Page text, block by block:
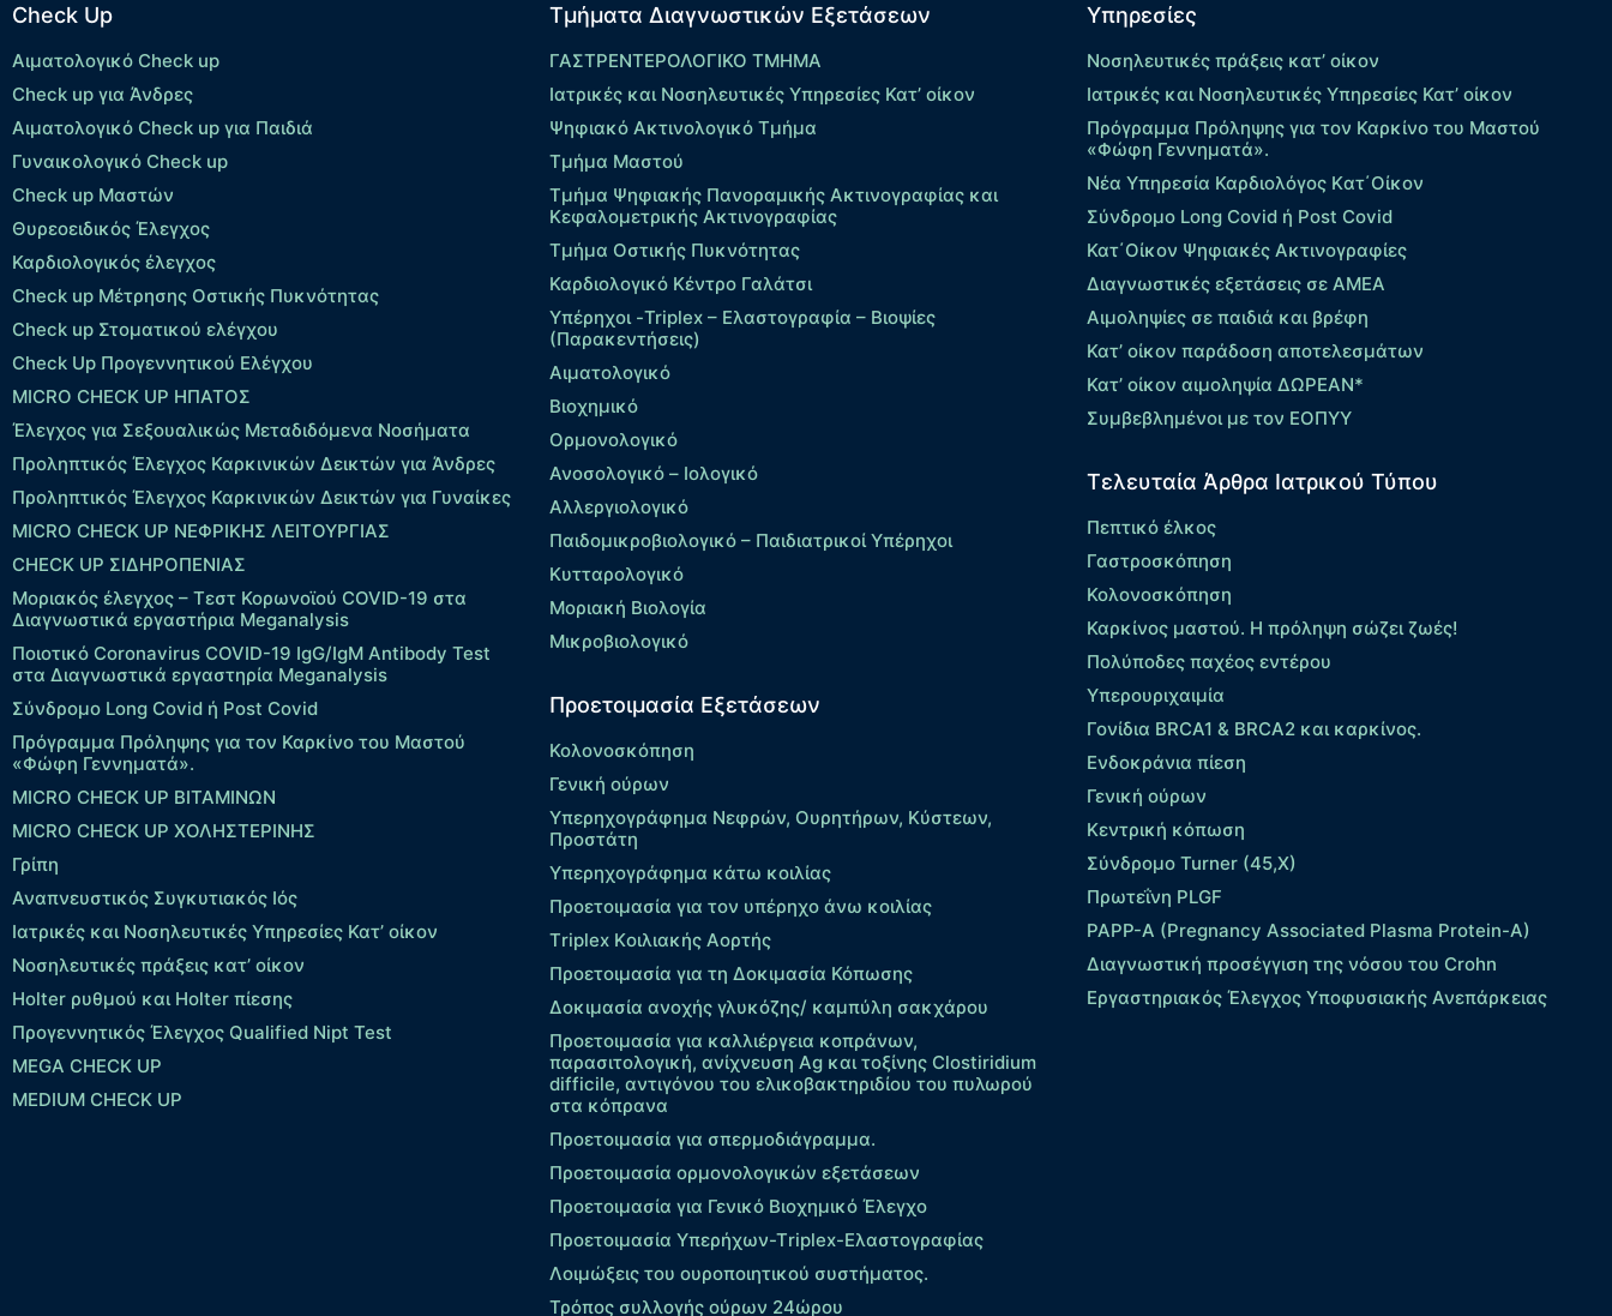
Check Up
Αιματολογικό Check up
Check up για Άνδρες
Αιματολογικό Check up για Παιδιά
Γυναικολογικό Check up
Check up Μαστών
Θυρεοειδικός Έλεγχος
Καρδιολογικός έλεγχος
Check up Mέτρησης Οστικής Πυκνότητας
Check up Στοματικού ελέγχου
Check Up Προγεννητικού Ελέγχου
MICRO CHECK UP HΠΑΤΟΣ
Έλεγχος για Σεξουαλικώς Μεταδιδόμενα Νοσήματα
Προληπτικός Έλεγχος Καρκινικών Δεικτών για Άνδρες
Προληπτικός Έλεγχος Καρκινικών Δεικτών για Γυναίκες
MICRO CHECK UP ΝΕΦΡΙΚΗΣ ΛΕΙΤΟΥΡΓΙΑΣ
CHECK UP ΣΙΔΗΡΟΠΕΝΙΑΣ
Μοριακός έλεγχος – Τεστ Κορωνοϊού COVID-19 στα
Διαγνωστικά εργαστήρια Meganalysis
Ποιοτικό Coronavirus COVID-19 IgG/IgM Antibody Test
στα Διαγνωστικά εργαστηρία Meganalysis
Σύνδρομο Long Covid ή Post Covid
Πρόγραμμα Πρόληψης για τον Καρκίνο του Μαστού
«Φώφη Γεννηματά».
MICRO CHECK UP ΒΙΤΑΜΙΝΩΝ
MICRO CHECK UP ΧΟΛΗΣΤΕΡΙΝΗΣ
Γρίπη
Αναπνευστικός Συγκυτιακός Ιός
Ιατρικές και Νοσηλευτικές Υπηρεσίες Κατ’ οίκον
Νοσηλευτικές πράξεις κατ’ οίκον
Holter ρυθμού και Holter πίεσης
Προγεννητικός Έλεγχος Qualified Nipt Test
MEGA CHECK UP
MEDIUM CHECK UP
Τμήματα Διαγνωστικών Εξετάσεων
ΓΑΣΤΡΕΝΤΕΡΟΛΟΓΙΚΟ ΤΜΗΜΑ
Ιατρικές και Νοσηλευτικές Υπηρεσίες Κατ’ οίκον
Ψηφιακό Ακτινολογικό Τμήμα
Τμήμα Μαστού
Τμήμα Ψηφιακής Πανοραμικής Ακτινογραφίας και
Κεφαλομετρικής Ακτινογραφίας
Τμήμα Οστικής Πυκνότητας
Καρδιολογικό Κέντρο Γαλάτσι
Υπέρηχοι -Triplex – Eλαστογραφία – Βιοψίες
(Παρακεντήσεις)
Αιματολογικό
Βιοχημικό
Ορμονολογικό
Ανοσολογικό – Ιολογικό
Αλλεργιολογικό
Παιδομικροβιολογικό – Παιδιατρικοί Υπέρηχοι
Κυτταρολογικό
Μοριακή Βιολογία
Μικροβιολογικό
Προετοιμασία Εξετάσεων
Κολονοσκόπηση
Γενική ούρων
Υπερηχογράφημα Νεφρών, Ουρητήρων, Κύστεων,
Προστάτη
Υπερηχογράφημα κάτω κοιλίας
Προετοιμασία για τον υπέρηχο άνω κοιλίας
Τriplex Kοιλιακής Αορτής
Προετοιμασία για τη Δοκιμασία Κόπωσης
Δοκιμασία ανοχής γλυκόζης/ καμπύλη σακχάρου
Προετοιμασία για καλλιέργεια κοπράνων,
παρασιτολογική, ανίχνευση Ag και τοξίνης Clostiridium
difficile, αντιγόνου του ελικοβακτηριδίου του πυλωρού
στα κόπρανα
Προετοιμασία για σπερμοδιάγραμμα.
Προετοιμασία ορμονολογικών εξετάσεων
Προετοιμασία για Γενικό Βιοχημικό Έλεγχο
Προετοιμασία Υπερήχων-Τriplex-Ελαστογραφίας
Λοιμώξεις του ουροποιητικού συστήματος.
Τρόπος συλλογής ούρων 24ώρου
Υπηρεσίες
Νοσηλευτικές πράξεις κατ’ οίκον
Ιατρικές και Νοσηλευτικές Υπηρεσίες Κατ’ οίκον
Πρόγραμμα Πρόληψης για τον Καρκίνο του Μαστού
«Φώφη Γεννηματά».
Νέα Υπηρεσία Καρδιολόγος Kατ΄Οίκον
Σύνδρομο Long Covid ή Post Covid
Κατ΄Οίκον Ψηφιακές Ακτινογραφίες
Διαγνωστικές εξετάσεις σε ΑΜΕΑ
Αιμοληψίες σε παιδιά και βρέφη
Κατ’ οίκον παράδοση αποτελεσμάτων
Κατ’ οίκον αιμοληψία ΔΩΡΕΑΝ*
Συμβεβλημένοι με τον ΕΟΠΥΥ
Τελευταία Άρθρα Ιατρικού Τύπου
Πεπτικό έλκος
Γαστροσκόπηση
Κολονοσκόπηση
Καρκίνος μαστού. Η πρόληψη σώζει ζωές!
Πολύποδες παχέος εντέρου
Yπερουριχαιμία
Γονίδια BRCA1 & BRCA2 και καρκίνος.
Ενδοκράνια πίεση
Γενική ούρων
Κεντρική κόπωση
Σύνδρομο Turner (45,X)
Πρωτεΐνη PLGF
PAPP-A (Pregnancy Associated Plasma Protein-A)
Διαγνωστική προσέγγιση της νόσου του Crohn
Εργαστηριακός Έλεγχος Υποφυσιακής Ανεπάρκειας